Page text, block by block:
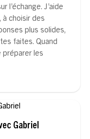
l’échange. J’aide
à choisir des
plus solides,
faites. Quand
préparer les
Gabriel